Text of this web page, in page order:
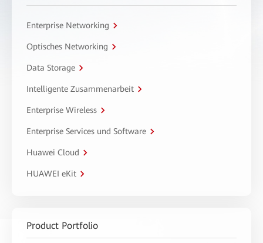
Enterprise Networking
Optisches Networking
Data Storage
Intelligente Zusammenarbeit
Enterprise Wireless
Enterprise Services und Software
Huawei Cloud
HUAWEI eKit
Product Portfolio